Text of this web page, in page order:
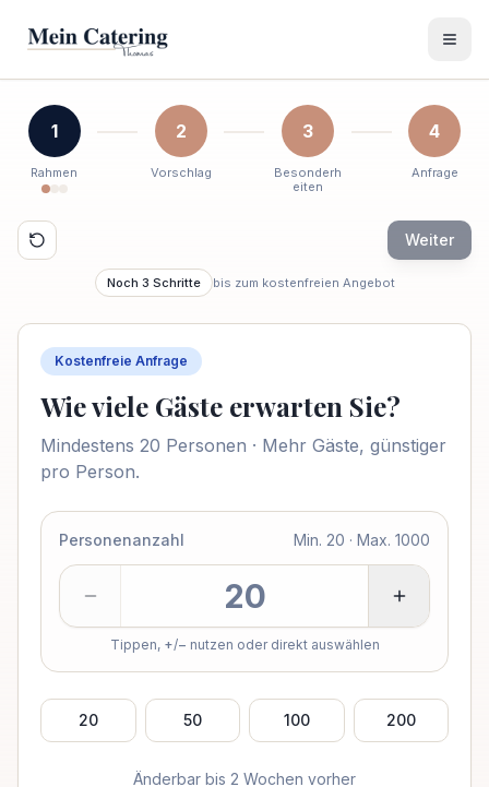
1
Rahmen
2
Vorschlag
3
Besonderh
eiten
4
Anfrage
Noch 3 Schritte bis zum kostenfreien Angebot
Weiter
Kostenfreie Anfrage
Wie viele Gäste erwarten Sie?
Mindestens 20 Personen · Mehr Gäste, günstiger
pro Person.
Personenanzahl Min. 20 · Max. 1000
Tippen, +/− nutzen oder direkt auswählen
20 50 100 200
Änderbar bis 2 Wochen vorher